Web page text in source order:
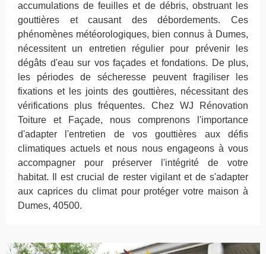
accumulations de feuilles et de débris, obstruant les
gouttières et causant des débordements. Ces
phénomènes météorologiques, bien connus à Dumes,
nécessitent un entretien régulier pour prévenir les
dégâts d'eau sur vos façades et fondations. De plus,
les périodes de sécheresse peuvent fragiliser les
fixations et les joints des gouttières, nécessitant des
vérifications plus fréquentes. Chez WJ Rénovation
Toiture et Façade, nous comprenons l'importance
d'adapter l'entretien de vos gouttières aux défis
climatiques actuels et nous nous engageons à vous
accompagner pour préserver l'intégrité de votre
habitat. Il est crucial de rester vigilant et de s'adapter
aux caprices du climat pour protéger votre maison à
Dumes, 40500.